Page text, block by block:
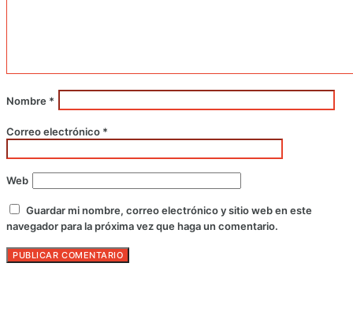
Nombre *
Correo electrónico *
Web
Guardar mi nombre, correo electrónico y sitio web en este
navegador para la próxima vez que haga un comentario.